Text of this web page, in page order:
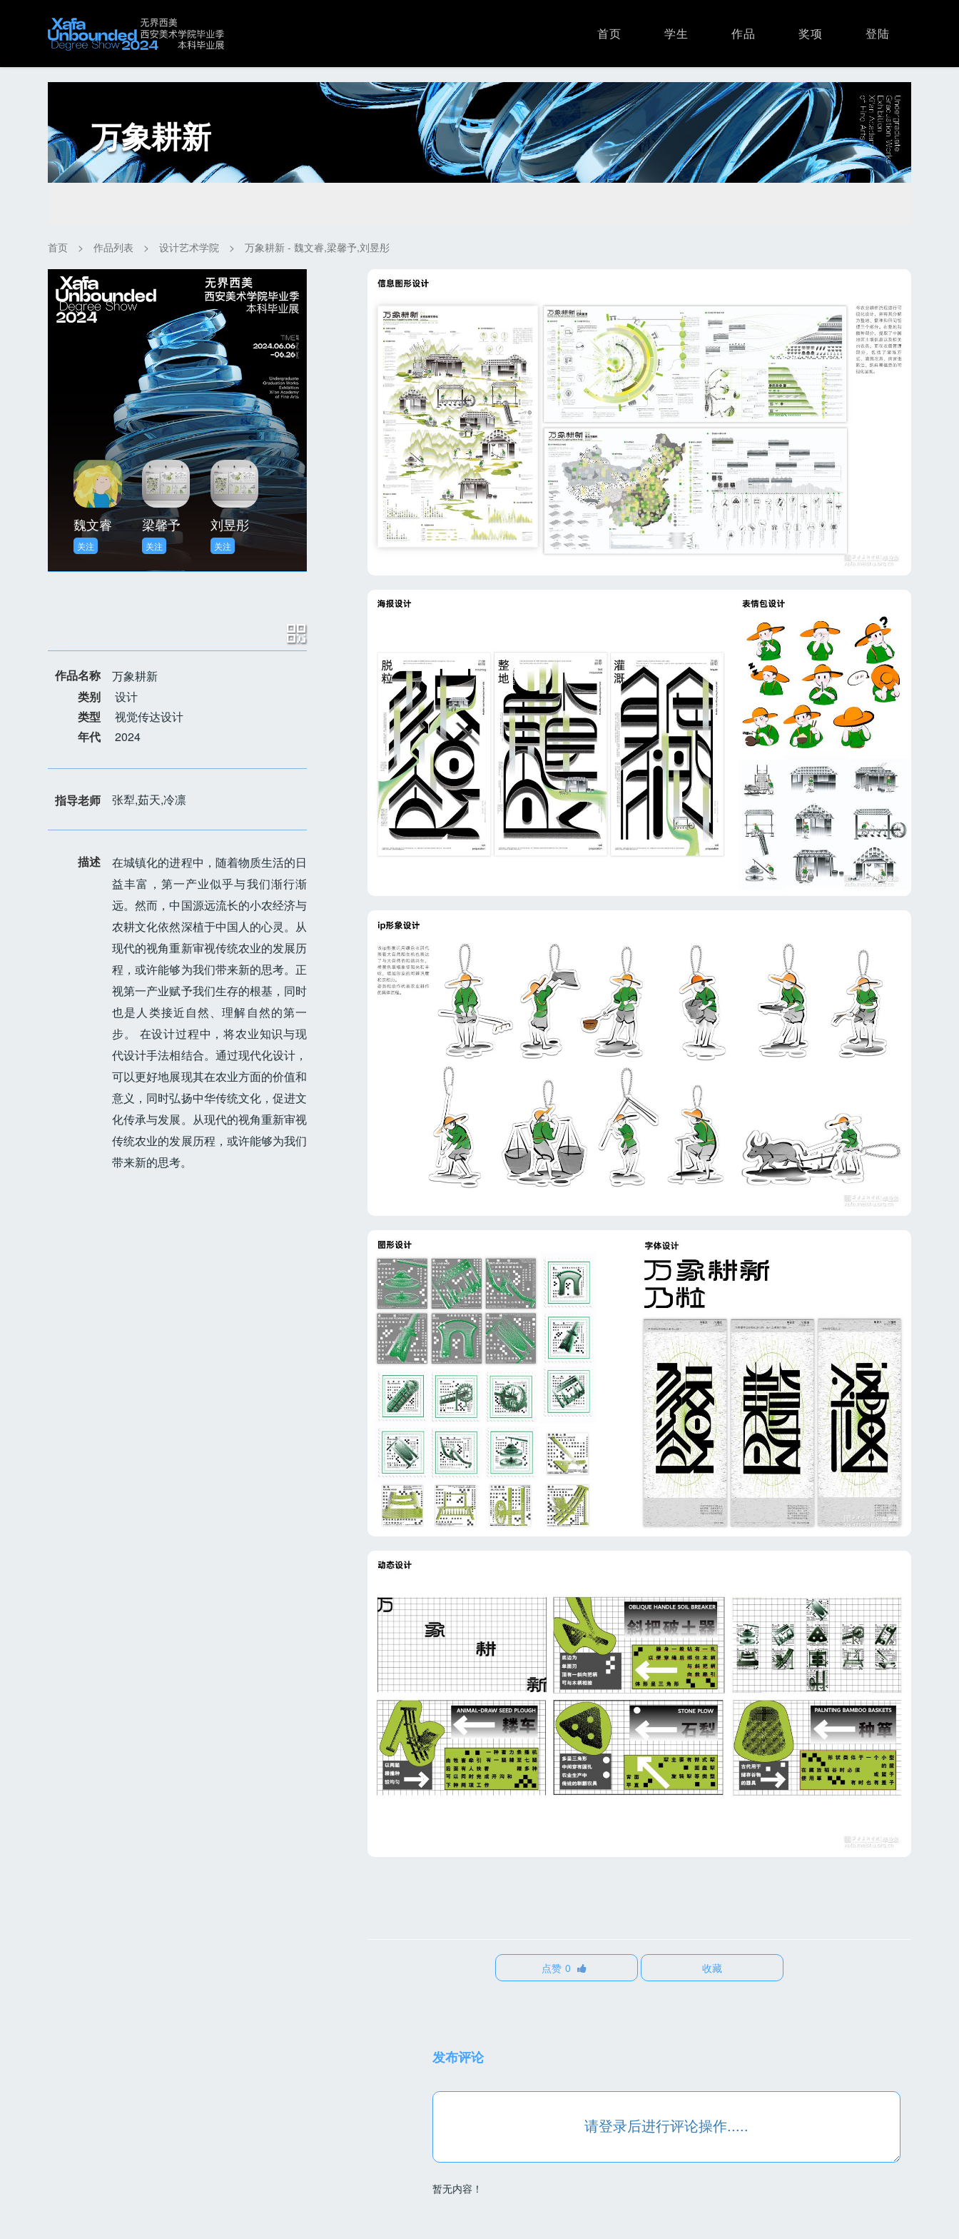
首页 学生 作品 奖项 登陆
万象耕新
首页 > 作品列表 > 设计艺术学院 > 万象耕新 - 魏文睿,梁馨予,刘昱彤
魏文睿
关注
梁馨予
关注
刘昱彤
关注
作品名称
万象耕新
类别
设计
类型
视觉传达设计
年代
2024
指导老师 张犁,茹天,冷凛
描述
在城镇化的进程中，随着物质生活的日
益丰富，第一产业似乎与我们渐行渐
远。然而，中国源远流长的小农经济与
农耕文化依然深植于中国人的心灵。从
现代的视角重新审视传统农业的发展历
程，或许能够为我们带来新的思考。正
视第一产业赋予我们生存的根基，同时
也是人类接近自然、理解自然的第一
步。 在设计过程中，将农业知识与现
代设计手法相结合。通过现代化设计，
可以更好地展现其在农业方面的价值和
意义，同时弘扬中华传统文化，促进文
化传承与发展。从现代的视角重新审视
传统农业的发展历程，或许能够为我们
带来新的思考。
点赞 0 收藏
发布评论
请登录后进行评论操作.....
暂无内容！